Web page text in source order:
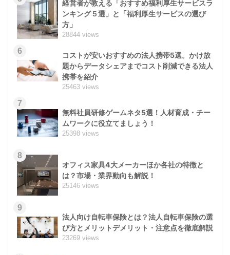
経営者が教える「おすすめ福利厚生サービスラ
ンキング５選」と「福利厚生サービスの選び
方」
28844 views
6
コストが安いおすすめの法人携帯5選。かけ放
題からデータシェアまでコスト削減できる法人
携帯を紹介
25463 views
7
無料社員研修ゲームネタ5選！人材育成・チー
ムワークに役立てましょう！
25398 views
8
オフィス家具4大メーカーほか各社の特徴と
は？市場・業界動向も解説！
25146 views
9
法人向け自転車保険とは？法人自転車保険の選
び方とメリットデメリット・注意点を徹底解説
23269 views